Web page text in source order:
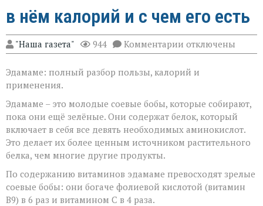
в нём калорий и с чем его есть
"Наша газета" 944 Комментарии к
записи
эдамаме:
полезен
суперфуд,
сколько
в
нём
с
чем
его
отключены
Эдамаме: полный разбор пользы, калорий и
применения.
Эдамаме – это молодые соевые бобы, которые собирают,
пока они ещё зелёные. Они содержат белок, который
включает в себя все девять необходимых аминокислот.
Это делает их более ценным источником растительного
белка, чем многие другие продукты.
По содержанию витаминов эдамаме превосходят зрелые
соевые бобы: они богаче фолиевой кислотой (витамин
B9) в 6 раз и витамином C в 4 раза.